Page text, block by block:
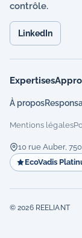
contrôle.
LinkedIn
Expertises
À propos
Mentions légales
10 rue Auber,
EcoVadis
© 2026 REELIANT